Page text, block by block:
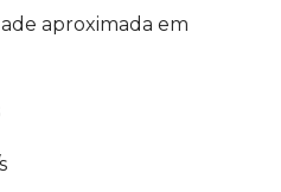
aproximada em